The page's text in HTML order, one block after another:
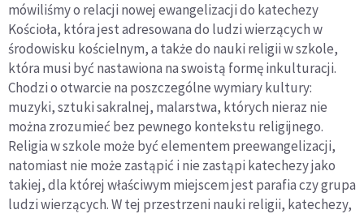
mówiliśmy o relacji nowej ewangelizacji do katechezy
Kościoła, która jest adresowana do ludzi wierzących w
środowisku kościelnym, a także do nauki religii w szkole,
która musi być nastawiona na swoistą formę inkulturacji.
Chodzi o otwarcie na poszczególne wymiary kultury:
muzyki, sztuki sakralnej, malarstwa, których nieraz nie
można zrozumieć bez pewnego kontekstu religijnego.
Religia w szkole może być elementem preewangelizacji,
natomiast nie może zastąpić i nie zastąpi katechezy jako
takiej, dla której właściwym miejscem jest parafia czy grupa
ludzi wierzących. W tej przestrzeni nauki religii, katechezy,